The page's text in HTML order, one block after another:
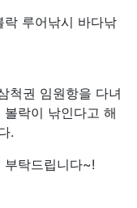
루어낚시 바다낚
척권 임원항을 다녀
락이 낚인다고 해
.
부탁드립니다~!